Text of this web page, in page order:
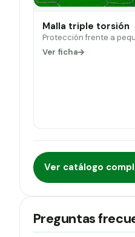
Malla triple torsión
Protección frente a
Ver ficha
Ver catálogo
Preguntas